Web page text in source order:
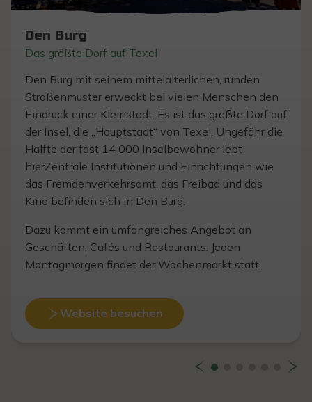
Den Burg
Das größte Dorf auf Texel
Den Burg mit seinem mittelalterlichen, runden
Straßenmuster erweckt bei vielen Menschen den
Eindruck einer Kleinstadt. Es ist das größte Dorf auf
der Insel, die „Hauptstadt“ von Texel. Ungefähr die
Hälfte der fast 14 000 Inselbewohner lebt
hierZentrale Institutionen und Einrichtungen wie
das Fremdenverkehrsamt, das Freibad und das
Kino befinden sich in Den Burg.
Dazu kommt ein umfangreiches Angebot an
Geschäften, Cafés und Restaurants. Jeden
Montagmorgen findet der Wochenmarkt statt.
Website besuchen